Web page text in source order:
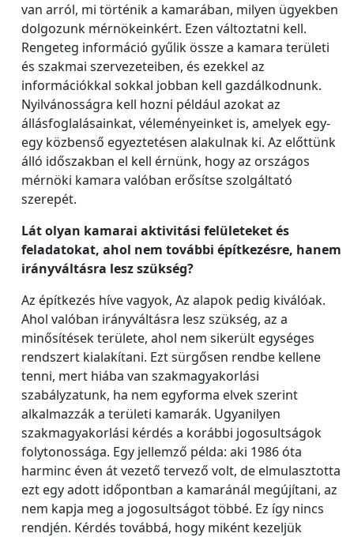
van arról, mi történik a kamarában, milyen ügyekben
dolgozunk mérnökeinkért. Ezen változtatni kell.
Rengeteg információ gyűlik össze a kamara területi
és szakmai szervezeteiben, és ezekkel az
információkkal sokkal jobban kell gazdálkodnunk.
Nyilvánosságra kell hozni például azokat az
állásfoglalásainkat, véleményeinket is, amelyek egy-
egy közbenső egyeztetésen alakulnak ki. Az előttünk
álló időszakban el kell érnünk, hogy az országos
mérnöki kamara valóban erősítse szolgáltató
szerepét.
Lát olyan kamarai aktivitási felületeket és
feladatokat, ahol nem további építkezésre, hanem
irányváltásra lesz szükség?
Az építkezés híve vagyok, Az alapok pedig kiválóak.
Ahol valóban irányváltásra lesz szükség, az a
minősítések területe, ahol nem sikerült egységes
rendszert kialakítani. Ezt sürgősen rendbe kellene
tenni, mert hiába van szakmagyakorlási
szabályzatunk, ha nem egyforma elvek szerint
alkalmazzák a területi kamarák. Ugyanilyen
szakmagyakorlási kérdés a korábbi jogosultságok
folytonossága. Egy jellemző példa: aki 1986 óta
harminc éven át vezető tervező volt, de elmulasztotta
ezt egy adott időpontban a kamaránál megújítani, az
nem kapja meg a jogosultságot többé. Ez így nincs
rendjén. Kérdés továbbá, hogy miként kezeljük